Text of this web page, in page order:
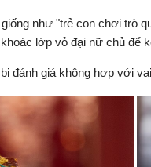
như "trẻ con chơi trò
lớp vỏ đại nữ chủ để
đánh giá không hợp với